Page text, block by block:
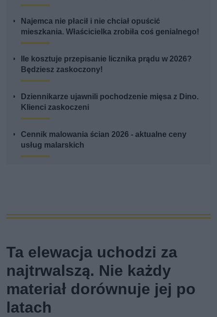
Najemca nie płacił i nie chciał opuścić
mieszkania. Właścicielka zrobiła coś genialnego!
Ile kosztuje przepisanie licznika prądu w 2026?
Będziesz zaskoczony!
Dziennikarze ujawnili pochodzenie mięsa z Dino.
Klienci zaskoczeni
Cennik malowania ścian 2026 - aktualne ceny
usług malarskich
Ta elewacja uchodzi za
najtrwalszą. Nie każdy
materiał dorównuje jej po
latach